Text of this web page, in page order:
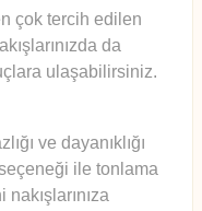
çok tercih edilen
da
ulaşabilirsiniz.
ve dayanıklığı
ile tonlama